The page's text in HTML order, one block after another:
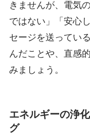
きませんが、電気
ではない」「安心
セージを送ってい
んだことや、直感
みましょう。
エネルギーの浄
グ